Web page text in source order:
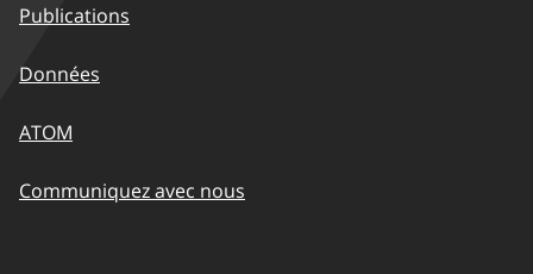
Publications
Données
ATOM
Communiquez avec nous